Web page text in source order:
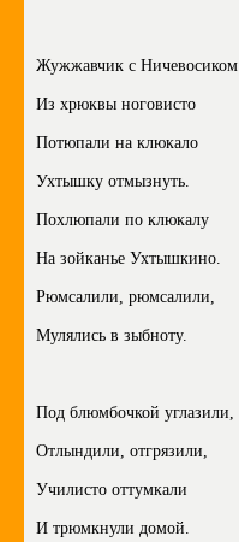
Жужжавчик с Ничевосиком
Из хрюквы ноговисто
Потюпали на клюкало
Ухтышку отмызнуть.
Похлюпали по клюкалу
На зойканье Ухтышкино.
Рюмсалили, рюмсалили,
Мулялись в зыбноту.
Под блюмбочкой углазили,
Отлындили, отгрязили,
Училисто оттумкали
И трюмкнули домой.